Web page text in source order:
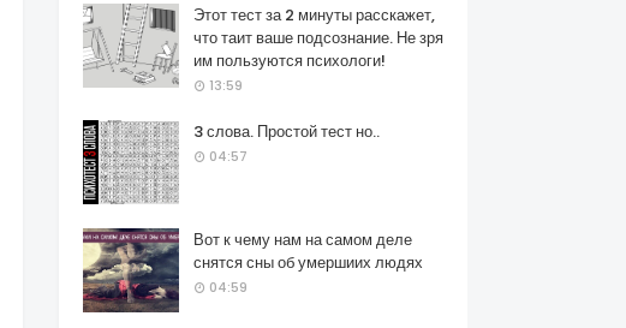
Этот тест за 2 минуты расскажет,
что таит ваше подсознание. Не зря
им пользуются психологи!
13:59
3 слова. Простой тест но..
04:57
Вот к чему нам на самом деле
снятся сны об умершиих людях
04:59